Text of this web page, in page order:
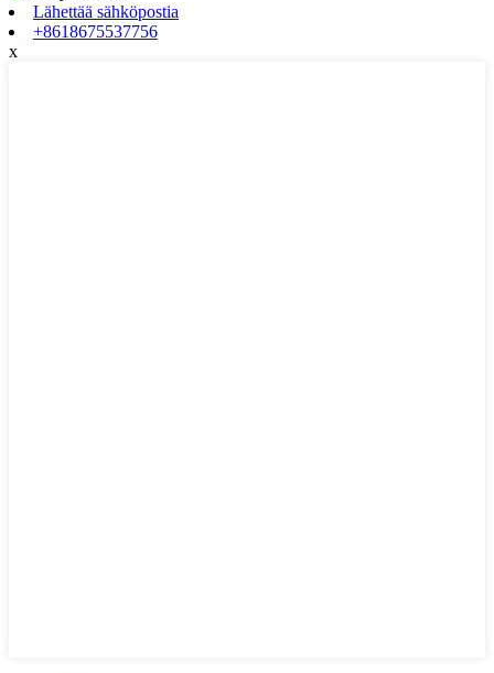
Lähettää sähköpostia
+8618675537756
x